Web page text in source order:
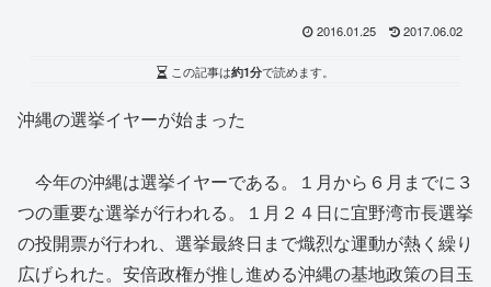
2016.01.25 2017.06.02
この記事は約1分で読めます。
沖縄の選挙イヤーが始まった
今年の沖縄は選挙イヤーである。１月から６月までに３
つの重要な選挙が行われる。１月２４日に宜野湾市長選挙
の投開票が行われ、選挙最終日まで熾烈な運動が熱く繰り
広げられた。安倍政権が推し進める沖縄の基地政策の目玉